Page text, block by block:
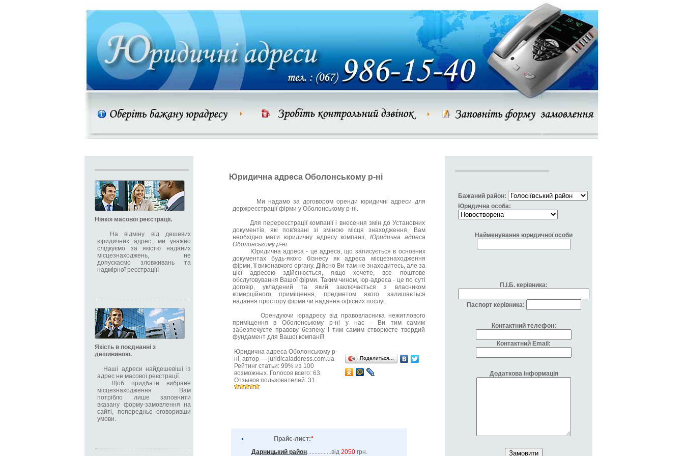
Ніякої масової реєстрації.
На відміну від дешевих
юридичних адрес, ми уважно
слідкуємо за якістю наданих
місцезнаходжень, не
допускаємо зловживань та
надмірної реєстрації!
Якість в поєднанні з
дешивиною.
Наші адреси найдешевіші із
адрес не масової реєстрації.
Щоб придбати вибране
місцезнаходження Вам
потрібло лише заповнити
вказану форму-замовлення на
сайті, попередньо оговоривши
умови.
Юридична адреса Оболонському р-ні
Ми надамо за договором оренди юридичні адреси для
держреєстрації фірми у Оболонському р-ні.
Для перереєстрації компанії і внесення змін до Установчих
документів, які пов'язані зі зміною місця знаходження, Вам
необхідно мати юридичну адресу компанії, Юридична адреса
Оболонському р-ні.
Юридична адреса - це адреса, що записується в основних
документах будь-якого бізнесу як адреса місцезнаходження
фірми, її виконавчого органу. Дійсно Ви там не знаходитесь, але за
цієї адресою здійснюється, якщо хочете, все поштове
обслуговування Вашої фірми. Таким чином, юр-адреса - це по суті
договір, укладений та який заключається з власником
комерційного приміщення, предметом якого залишається
надання простору фірми чи надання офісних послуг.
Орендуючи юрадресу від правовласника нежитлового
приміщення в Оболонському р-ні у нас - Ви тим самим
забезпечуєте правову безпеку і тим самим створюєте твердий
фундамент для Вашої компанії!
Юридична адреса Оболонському р-
ні, автор — juridicaladdress.com.ua
Рейтинг статьи: 99% из 100
возможных. Голосов всего: 63.
Отзывов пользователей: 31.
Поделиться…
Прайс-лист:*
Дарницький район................від 2050 грн.
Бажаний район:
Юридична особа:
Найменування юридичної особи
П.І.Б. керівника:
Паспорт керівника:
Контактний телефон:
Контактний Email:
Додаткова інформація